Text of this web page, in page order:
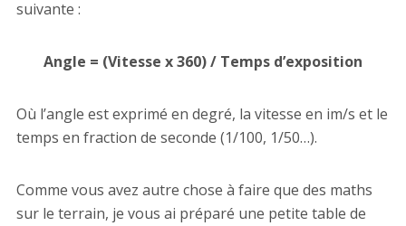
suivante :
Angle = (Vitesse x 360) / Temps d’exposition
Où l’angle est exprimé en degré, la vitesse en im/s et le
temps en fraction de seconde (1/100, 1/50…).
Comme vous avez autre chose à faire que des maths
sur le terrain, je vous ai préparé une petite table de